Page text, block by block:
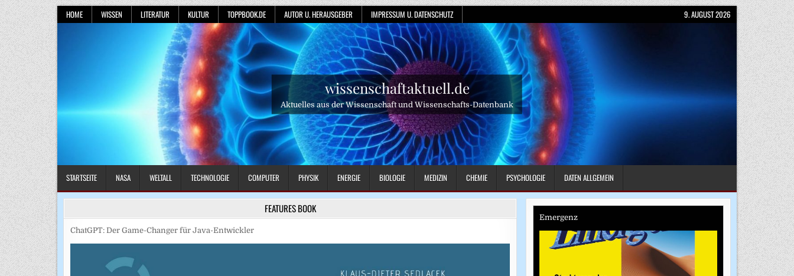
Skip
to
content
HOME WISSEN LITERATUR KULTUR TOPPBOOK.DE AUTOR U. HERAUSGEBER IMPRESSUM U. DATENSCHUTZ 9. AUGUST 2026
wissenschaftaktuell.de
Aktuelles aus der Wissenschaft und Wissenschafts-Datenbank
STARTSEITE NASA WELTALL TECHNOLOGIE COMPUTER PHYSIK ENERGIE BIOLOGIE MEDIZIN CHEMIE PSYCHOLOGIE DATEN ALLGEMEIN
FEATURES BOOK
ChatGPT: Der Game-Changer für Java-Entwickler
Emergenz